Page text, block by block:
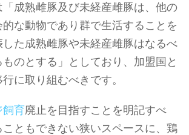
「成熟雌豚及び未経産雌豚は、他の
的な動物であり群で生活することを
た成熟雌豚や未経産雌豚はなるべ
ものとする」としており、加盟国と
に取り組むべきです。
飼育廃止を目指すことを明記すべ
こともできない狭いスペースに、鶏